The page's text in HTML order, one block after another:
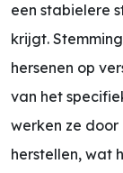
een stabielere
krijgt.
hersenen op
van het
werken ze door
herstellen, wat